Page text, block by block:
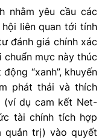
nhằm yêu cầu các
liên quan tới tính
đánh giá chính xác
chuẩn mực này thúc
“xanh”, khuyến
phát thải và thích
(ví dụ cam kết Net-
tài chính tích hợp
quản trị) vào quyết